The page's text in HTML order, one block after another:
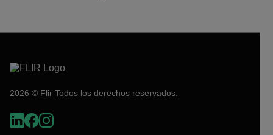
2026 © Flir Todos los derechos reservados.